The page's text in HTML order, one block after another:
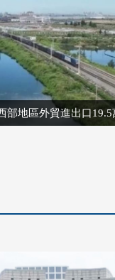
部地區外貿進出口19.5